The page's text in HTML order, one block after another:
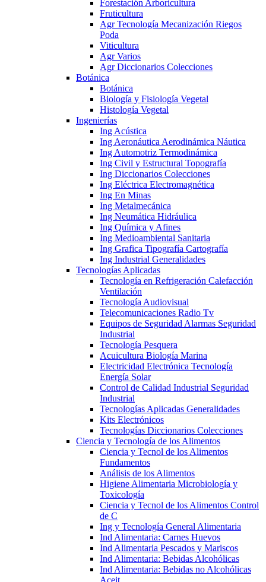
Forestación Arboricultura
Fruticultura
Agr Tecnología Mecanización Riegos
Poda
Viticultura
Agr Varios
Agr Diccionarios Colecciones
Botánica
Botánica
Biología y Fisiología Vegetal
Histología Vegetal
Ingenierías
Ing Acústica
Ing Aeronáutica Aerodinámica Náutica
Ing Automotriz Termodinámica
Ing Civil y Estructural Topografía
Ing Diccionarios Colecciones
Ing Eléctrica Electromagnética
Ing En Minas
Ing Metalmecánica
Ing Neumática Hidráulica
Ing Química y Afines
Ing Medioambiental Sanitaria
Ing Grafica Tipografía Cartografía
Ing Industrial Generalidades
Tecnologías Aplicadas
Tecnología en Refrigeración Calefacción
Ventilación
Tecnología Audiovisual
Telecomunicaciones Radio Tv
Equipos de Seguridad Alarmas Seguridad
Industrial
Tecnología Pesquera
Acuicultura Biología Marina
Electricidad Electrónica Tecnología
Energía Solar
Control de Calidad Industrial Seguridad
Industrial
Tecnologías Aplicadas Generalidades
Kits Electrónicos
Tecnologías Diccionarios Colecciones
Ciencia y Tecnología de los Alimentos
Ciencia y Tecnol de los Alimentos
Fundamentos
Análisis de los Alimentos
Higiene Alimentaria Microbiología y
Toxicología
Ciencia y Tecnol de los Alimentos Control
de C
Ing y Tecnología General Alimentaria
Ind Alimentaria: Carnes Huevos
Ind Alimentaria Pescados y Mariscos
Ind Alimentaria: Bebidas Alcohólicas
Ind Alimentaria: Bebidas no Alcohólicas
Aceit